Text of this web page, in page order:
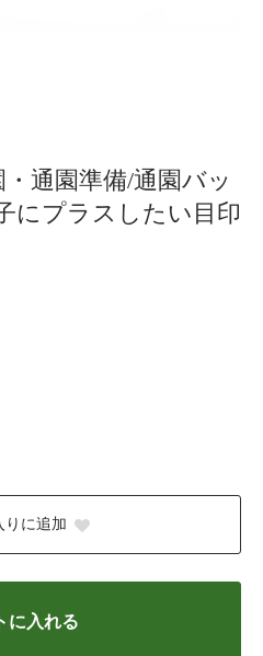
通園準備/通園バッ
にプラスしたい目印
りに追加
に入れる